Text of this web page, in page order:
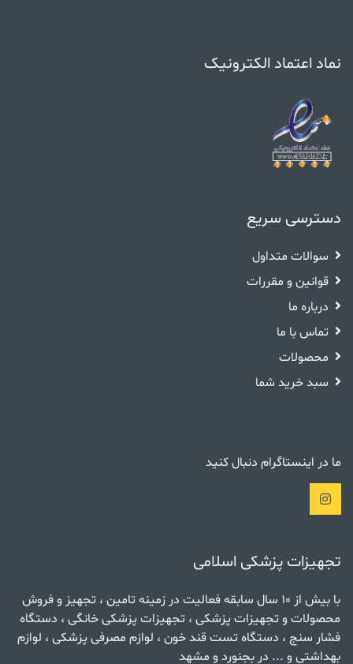
نماد اعتماد الکترونیک
دسترسی سریع
سوالات متداول
قوانین و مقررات
درباره ما
تماس با ما
محصولات
سبد خرید شما
ما در اینستاگرام دنبال کنید
تجهیزات پزشکی اسلامی
با بیش از 10 سال سابقه فعالیت در زمینه تامین ، تجهیز و فروش
محصولات و تجهیزات پزشکی ، تجهیزات پزشکی خانگی ، دستگاه
فشار سنج ، دستگاه تست قند خون ، لوازم مصرفی پزشکی ، لوازم
بهداشتی و ... در بجنورد و مشهد